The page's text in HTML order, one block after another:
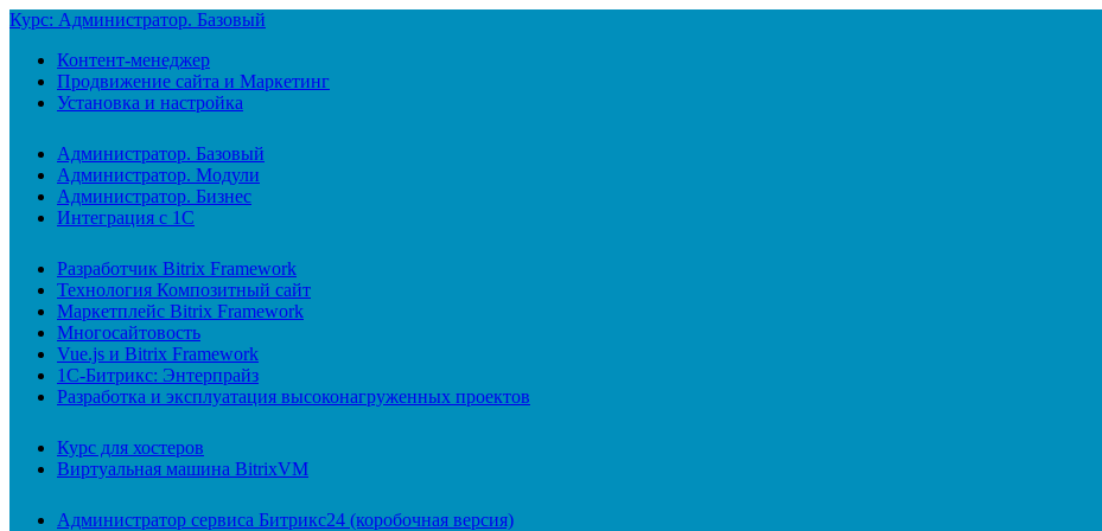
Курс: Администратор. Базовый
Контент-менеджер
Продвижение сайта и Маркетинг
Установка и настройка
Администратор. Базовый
Администратор. Модули
Администратор. Бизнес
Интеграция с 1С
Разработчик Bitrix Framework
Технология Композитный сайт
Маркетплейс Bitrix Framework
Многосайтовость
Vue.js и Bitrix Framework
1С-Битрикс: Энтерпрайз
Разработка и эксплуатация высоконагруженных проектов
Курс для хостеров
Виртуальная машина BitrixVM
Администратор сервиса Битрикс24 (коробочная версия)